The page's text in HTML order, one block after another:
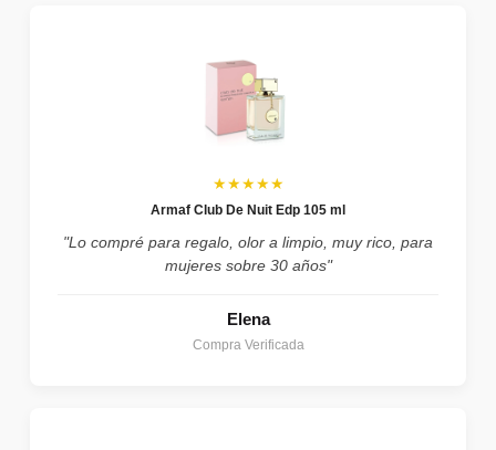
★★★★★
Armaf Club De Nuit Edp 105 ml
"Lo compré para regalo, olor a limpio, muy rico, para
mujeres sobre 30 años"
Elena
Compra Verificada